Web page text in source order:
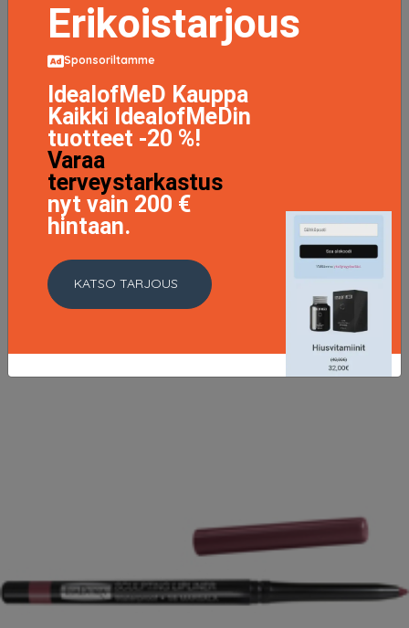
Eyebrow Pencil Waterproof 37 Dark Brown
LISÄTIETOJA
Erikoistarjous
Sponsoriltamme
IdealofMeD Kauppa
Kaikki IdealofMeDin
tuotteet -20 %!
Varaa
terveystarkastus
nyt vain 200 €
hintaan.
KATSO TARJOUS